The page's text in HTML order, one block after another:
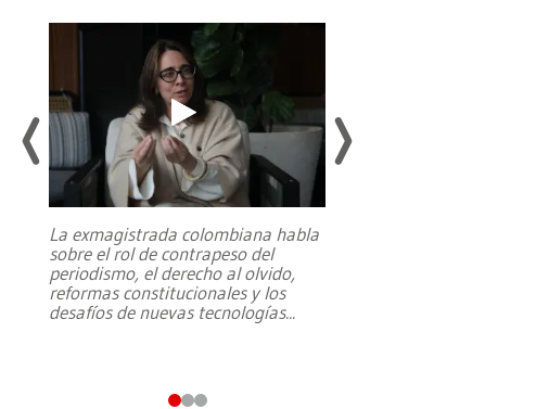
La exmagistrada colombiana habla
sobre el rol de contrapeso del
periodismo, el derecho al olvido,
reformas constitucionales y los
desafíos de nuevas tecnologías...